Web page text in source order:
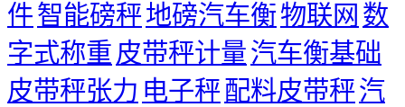
件智能磅秤地磅汽车衡物联网 数
字式称重 皮带秤计量汽车衡基础
皮带秤张力 电子秤配料皮带秤汽